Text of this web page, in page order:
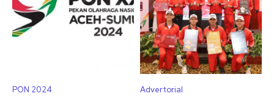
PON 2024 Advertorial